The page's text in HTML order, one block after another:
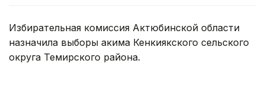
Избирательная комиссия Актюбинской области
назначила выборы акима Кенкиякского сельского
округа Темирского района.